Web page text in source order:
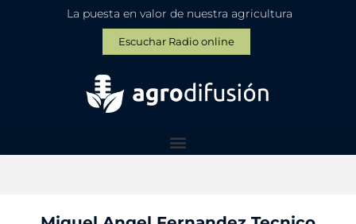
La puesta en valor de nuestra agricultura
Escuchar Radio online